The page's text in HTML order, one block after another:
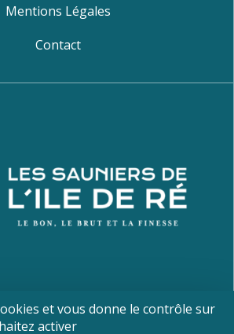
et vous donne le contrôle sur
activer
Mentions Légales
Contact